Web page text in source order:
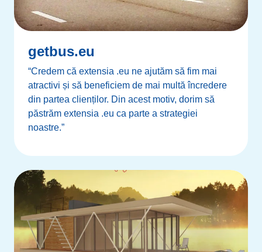
getbus.eu
“Credem că extensia .eu ne ajutăm să fim mai
atractivi și să beneficiem de mai multă încredere
din partea clienților. Din acest motiv, dorim să
păstrăm extensia .eu ca parte a strategiei
noastre.”